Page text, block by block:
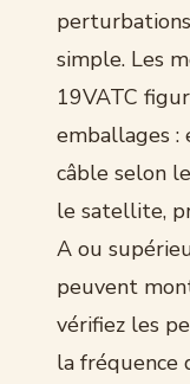
simple. Les
19VATC
emballages :
câble selon
le satellite,
A ou
peuvent
vérifiez les
la fréquence